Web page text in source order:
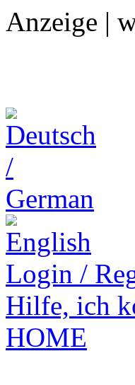
Anzeige |
Login /
Hilfe, ich
HOME